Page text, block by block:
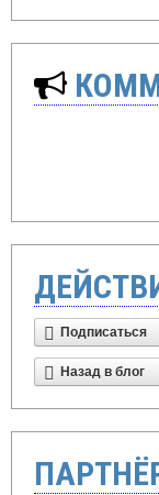
Подписаться
Назад в блог